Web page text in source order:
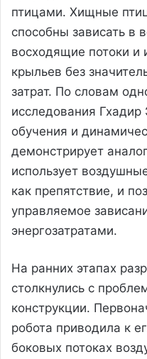
птицами. Хищные
способны зависать в
восходящие потоки и
крыльев без
затрат. По словам
исследования
обучения и
демонстрирует
использует
как препятствие, и
управляемое
энергозатратами.
На ранних этапах
столкнулись с
конструкции.
робота приводила к
боковых потоках